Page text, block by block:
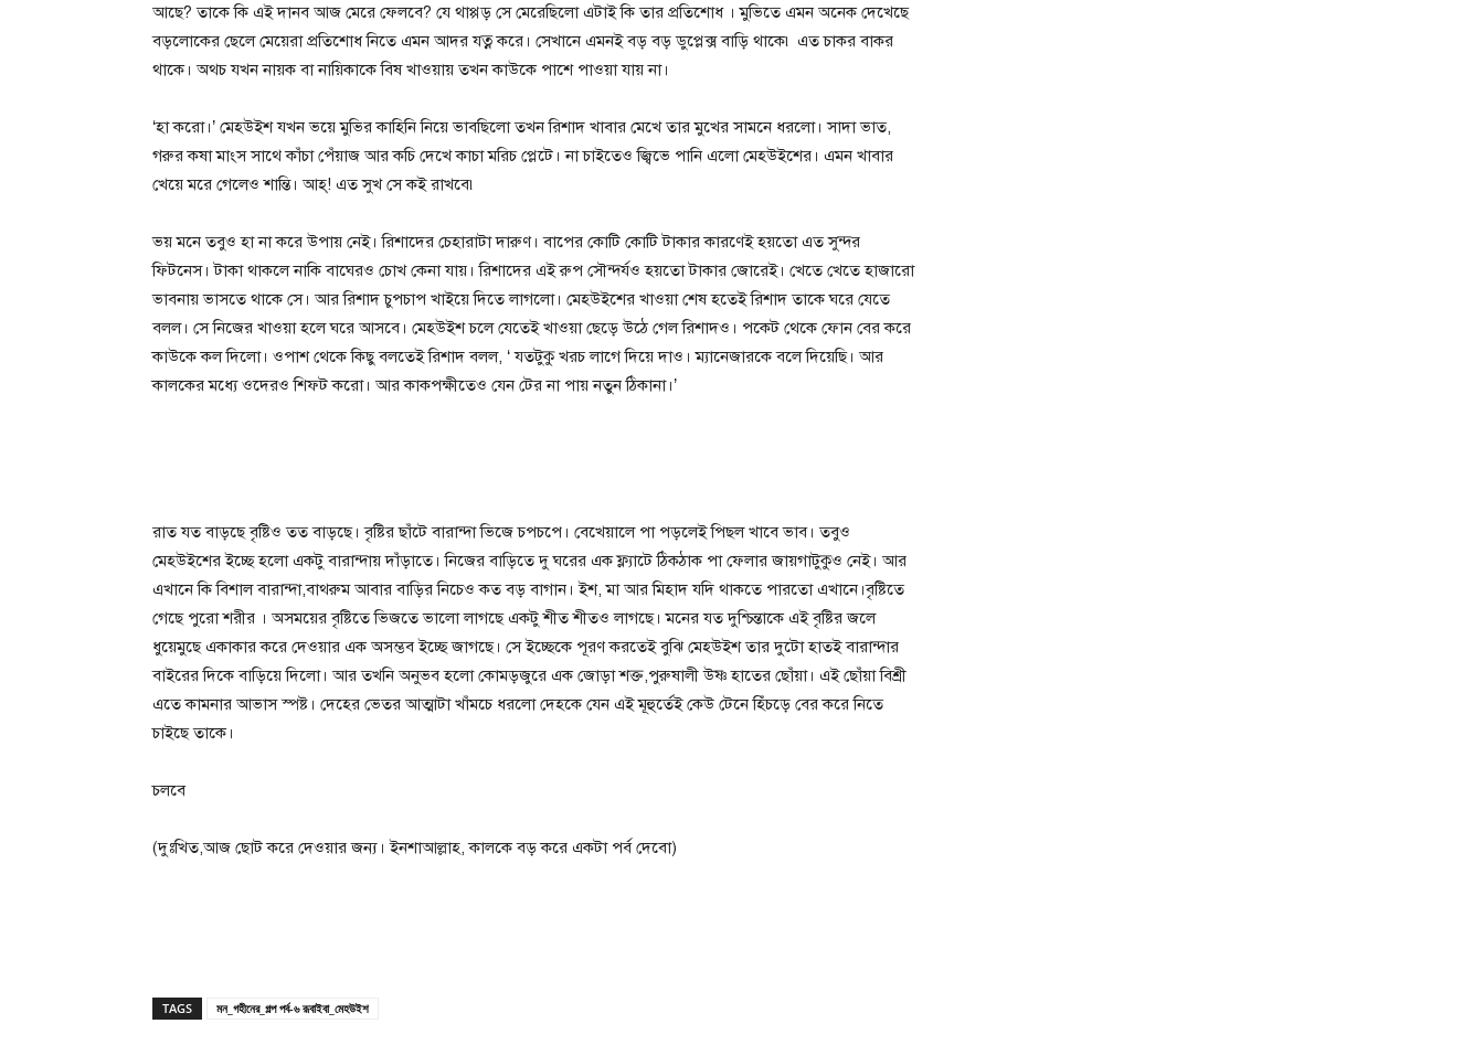
আছে? তাকে কি এই দানব আজ মেরে ফেলবে? যে থাপ্পড় সে মেরেছিলো এটাই কি তার প্রতিশোধ । মুভিতে এমন অনেক দেখেছে
বড়লোকের ছেলে মেয়েরা প্রতিশোধ নিতে এমন আদর যত্ন করে। সেখানে এমনই বড় বড় ডুপ্লেক্স বাড়ি থাকে৷ এত চাকর বাকর
থাকে। অথচ যখন নায়ক বা নায়িকাকে বিষ খাওয়ায় তখন কাউকে পাশে পাওয়া যায় না।
‘হা করো।’ মেহউইশ যখন ভয়ে মুভির কাহিনি নিয়ে ভাবছিলো তখন রিশাদ খাবার মেখে তার মুখের সামনে ধরলো। সাদা ভাত,
গরুর কষা মাংস সাথে কাঁচা পেঁয়াজ আর কচি দেখে কাচা মরিচ প্লেটে। না চাইতেও জ্বিভে পানি এলো মেহউইশের। এমন খাবার
খেয়ে মরে গেলেও শান্তি। আহ্! এত সুখ সে কই রাখবে৷
ভয় মনে তবুও হা না করে উপায় নেই। রিশাদের চেহারাটা দারুণ। বাপের কোটি কোটি টাকার কারণেই হয়তো এত সুন্দর
ফিটনেস। টাকা থাকলে নাকি বাঘেরও চোখ কেনা যায়। রিশাদের এই রুপ সৌন্দর্যও হয়তো টাকার জোরেই। খেতে খেতে হাজারো
ভাবনায় ভাসতে থাকে সে। আর রিশাদ চুপচাপ খাইয়ে দিতে লাগলো। মেহউইশের খাওয়া শেষ হতেই রিশাদ তাকে ঘরে যেতে
বলল। সে নিজের খাওয়া হলে ঘরে আসবে। মেহউইশ চলে যেতেই খাওয়া ছেড়ে উঠে গেল রিশাদও। পকেট থেকে ফোন বের করে
কাউকে কল দিলো। ওপাশ থেকে কিছু বলতেই রিশাদ বলল, ‘ যতটুকু খরচ লাগে দিয়ে দাও। ম্যানেজারকে বলে দিয়েছি। আর
কালকের মধ্যে ওদেরও শিফট করো। আর কাকপক্ষীতেও যেন টের না পায় নতুন ঠিকানা।’
রাত যত বাড়ছে বৃষ্টিও তত বাড়ছে। বৃষ্টির ছাঁটে বারান্দা ভিজে চপচপে। বেখেয়ালে পা পড়লেই পিছল খাবে ভাব। তবুও
মেহউইশের ইচ্ছে হলো একটু বারান্দায় দাঁড়াতে। নিজের বাড়িতে দু ঘরের এক ফ্ল্যাটে ঠিকঠাক পা ফেলার জায়গাটুকুও নেই। আর
এখানে কি বিশাল বারান্দা,বাথরুম আবার বাড়ির নিচেও কত বড় বাগান। ইশ, মা আর মিহাদ যদি থাকতে পারতো এখানে।বৃষ্টিতে
গেছে পুরো শরীর । অসময়ের বৃষ্টিতে ভিজতে ভালো লাগছে একটু শীত শীতও লাগছে। মনের যত দুশ্চিন্তাকে এই বৃষ্টির জলে
ধুয়েমুছে একাকার করে দেওয়ার এক অসম্ভব ইচ্ছে জাগছে। সে ইচ্ছেকে পূরণ করতেই বুঝি মেহউইশ তার দুটো হাতই বারান্দার
বাইরের দিকে বাড়িয়ে দিলো। আর তখনি অনুভব হলো কোমড়জুরে এক জোড়া শক্ত,পুরুষালী উষ্ণ হাতের ছোঁয়া। এই ছোঁয়া বিশ্রী
এতে কামনার আভাস স্পষ্ট। দেহের ভেতর আত্মাটা খাঁমচে ধরলো দেহকে যেন এই মূহুর্তেই কেউ টেনে হিঁচড়ে বের করে নিতে
চাইছে তাকে।
চলবে
(দুঃখিত,আজ ছোট করে দেওয়ার জন্য। ইনশাআল্লাহ, কালকে বড় করে একটা পর্ব দেবো)
TAGS মন_গহীনের_গল্প পর্ব-৬ রূবাইবা_মেহউইশ